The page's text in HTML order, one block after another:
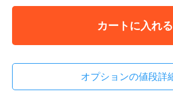
カートに入れる
オプションの値段詳